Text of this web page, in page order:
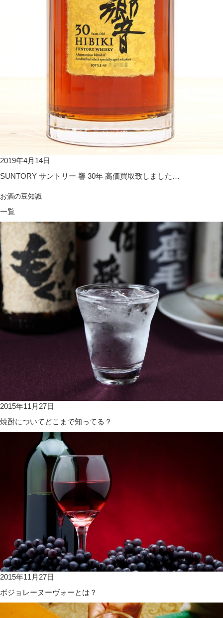
2019年4月14日
SUNTORY サントリー 響 30年 高価買取致しました…
お酒の豆知識
一覧
2015年11月27日
焼酎についてどこまで知ってる？
2015年11月27日
ボジョレーヌーヴォーとは？